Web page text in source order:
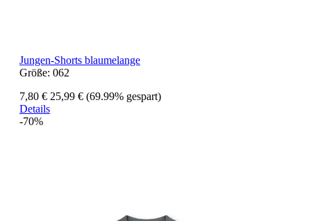
Jungen-Shorts blaumelange
Größe: 062
7,80 € 25,99 € (69.99% gespart)
Details
-70%